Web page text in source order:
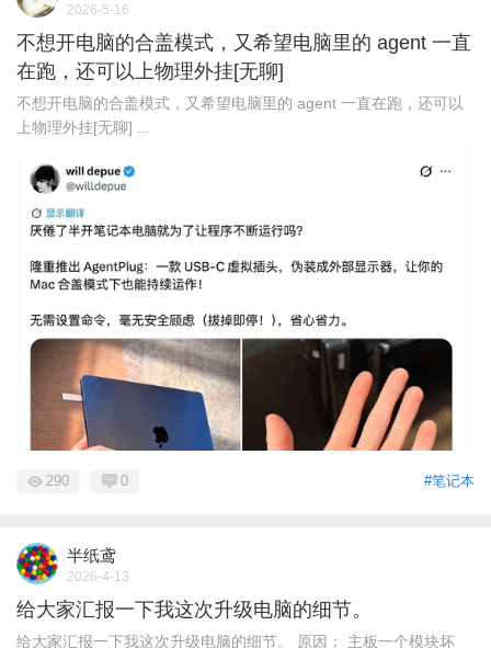
2026-5-16
不想开电脑的合盖模式，又希望电脑里的 agent 一直
在跑，还可以上物理外挂[无聊] ​​​
不想开电脑的合盖模式，又希望电脑里的 agent 一直在跑，还可以
上物理外挂[无聊] ​​​ ...
#笔记本
290 0
半纸鸢
2026-4-13
给大家汇报一下我这次升级电脑的细节。
给大家汇报一下我这次升级电脑的细节。 原因： 主板一个模块坏